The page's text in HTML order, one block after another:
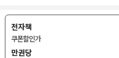
전자책
쿠폰할인가
만권당